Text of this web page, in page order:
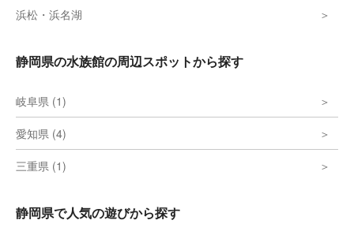
浜松・浜名湖
静岡県の水族館の周辺スポットから探す
岐阜県 (1)
愛知県 (4)
三重県 (1)
静岡県で人気の遊びから探す